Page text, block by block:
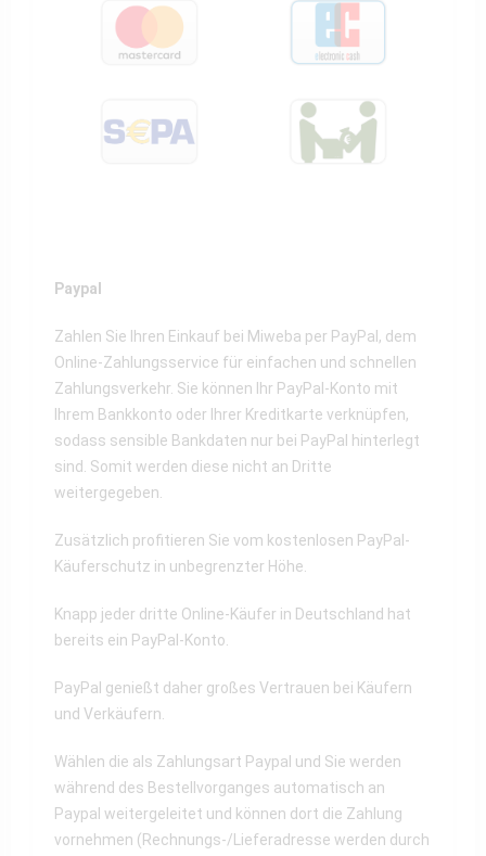
Paypal
Zahlen Sie Ihren Einkauf bei Miweba per PayPal, dem
Online-Zahlungsservice für einfachen und schnellen
Zahlungsverkehr. Sie können Ihr PayPal-Konto mit
Ihrem Bankkonto oder Ihrer Kreditkarte verknüpfen,
sodass sensible Bankdaten nur bei PayPal hinterlegt
sind. Somit werden diese nicht an Dritte
weitergegeben.
Zusätzlich profitieren Sie vom kostenlosen PayPal-
Käuferschutz in unbegrenzter Höhe.
Knapp jeder dritte Online-Käufer in Deutschland hat
bereits ein PayPal-Konto.
PayPal genießt daher großes Vertrauen bei Käufern
und Verkäufern.
Wählen die als Zahlungsart Paypal und Sie werden
während des Bestellvorganges automatisch an
Paypal weitergeleitet und können dort die Zahlung
vornehmen (Rechnungs-/Lieferadresse werden durch